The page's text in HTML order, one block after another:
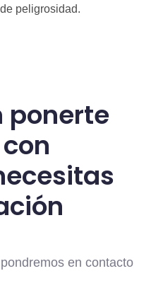
peligrosidad.
ponerte
en contacto